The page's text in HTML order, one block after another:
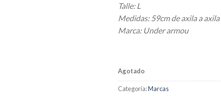
Talle: L
Medidas: 59cm de axila a
Marca: Under armou
Agotado
Categoría:Marcas